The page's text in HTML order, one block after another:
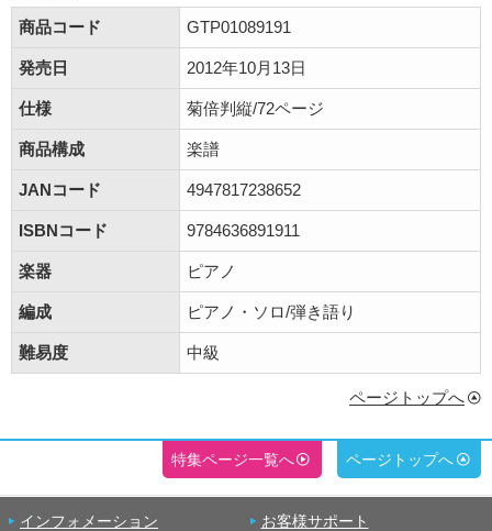
商品コード
GTP01089191
発売日 2012年10月13日
仕様 菊倍判縦/72ページ
商品構成 楽譜
JANコード 4947817238652
ISBNコード 9784636891911
楽器 ピアノ
編成 ピアノ・ソロ/弾き語り
難易度 中級
ページトップへ
特集ページ一覧へ ページトップへ
インフォメーション お客様サポート